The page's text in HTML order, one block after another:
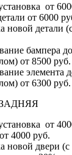
от
от 6000
новой детали
бампера
от 8500 руб.
элемента
от 6300 руб.
от
4000 руб.
новой двери